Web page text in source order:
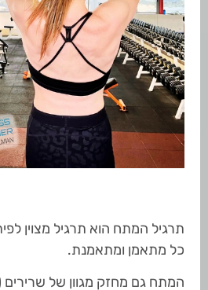
תרגיל המתח הוא תרגיל מצוין
כל מתאמן ומתאמנת.
המתח גם מחזק מגוון של שרירים